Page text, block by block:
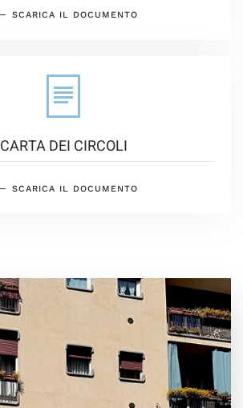
SCARICA IL DOCUMENTO
CARTA DEI CIRCOLI
SCARICA IL DOCUMENTO